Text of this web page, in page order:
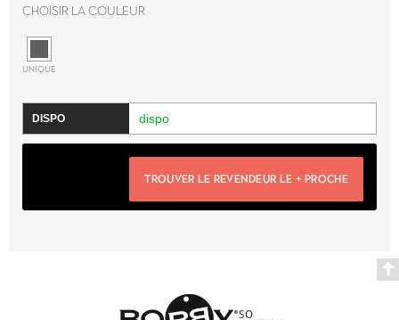
Choisir la couleur
UNIQUE
dispo
TROUVER LE REVENDEUR LE + PROCHE